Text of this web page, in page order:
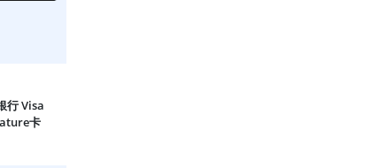
行 Visa
卡